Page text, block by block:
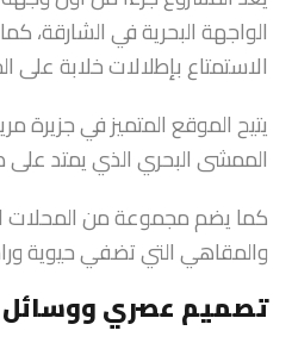
الواجهة البحرية في الشارقة،
الاستمتاع بإطلالات خلابة على
يتيح الموقع المتميز في جزيرة
الممشى البحري الذي يمتد على طول
كما يضم مجموعة من المحلات
والمقاهي التي تضفي حيوية
تصميم عصري ووسائل